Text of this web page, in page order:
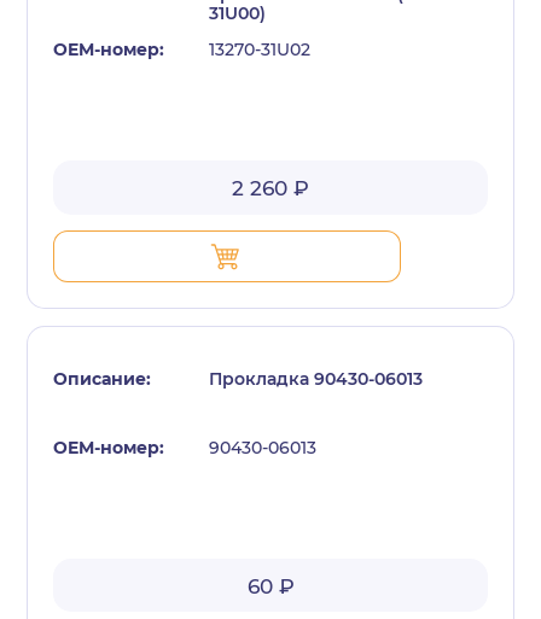
31U00)
13270-31U02
2 260 ₽
Прокладка 90430-06013
90430-06013
60 ₽